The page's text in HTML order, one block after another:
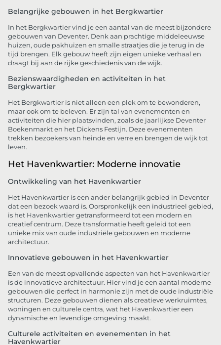
Belangrijke gebouwen in het Bergkwartier
In het Bergkwartier vind je een aantal van de meest bijzondere
gebouwen van Deventer. Denk aan prachtige middeleeuwse
huizen, oude pakhuizen en smalle straatjes die je terug in de
tijd brengen. Elk gebouw heeft zijn eigen unieke verhaal en
draagt bij aan de rijke geschiedenis van de wijk.
Bezienswaardigheden en activiteiten in het
Bergkwartier
Het Bergkwartier is niet alleen een plek om te bewonderen,
maar ook om te beleven. Er zijn tal van evenementen en
activiteiten die hier plaatsvinden, zoals de jaarlijkse Deventer
Boekenmarkt en het Dickens Festijn. Deze evenementen
trekken bezoekers van heinde en verre en brengen de wijk tot
leven.
Het Havenkwartier: Moderne innovatie
Ontwikkeling van het Havenkwartier
Het Havenkwartier is een ander belangrijk gebied in Deventer
dat een bezoek waard is. Oorspronkelijk een industrieel gebied,
is het Havenkwartier getransformeerd tot een modern en
creatief centrum. Deze transformatie heeft geleid tot een
unieke mix van oude industriële gebouwen en moderne
architectuur.
Innovatieve gebouwen in het Havenkwartier
Een van de meest opvallende aspecten van het Havenkwartier
is de innovatieve architectuur. Hier vind je een aantal moderne
gebouwen die perfect in harmonie zijn met de oude industriële
structuren. Deze gebouwen dienen als creatieve werkruimtes,
woningen en culturele centra, wat het Havenkwartier een
dynamische en levendige omgeving maakt.
Culturele activiteiten en evenementen in het
Havenkwartier